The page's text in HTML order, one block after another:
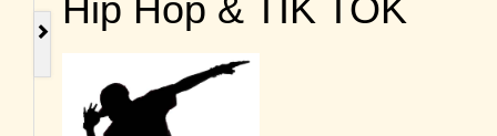
Hip Hop & TIK TOK